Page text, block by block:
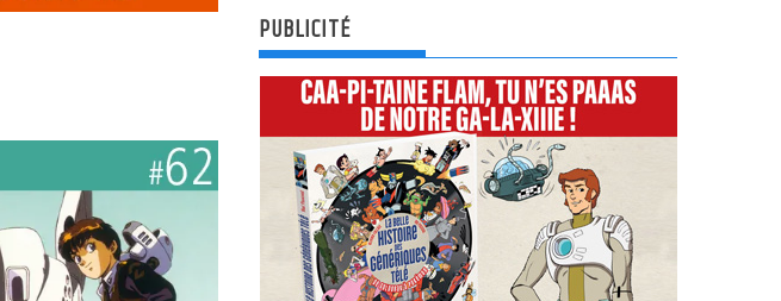
PUBLICITÉ